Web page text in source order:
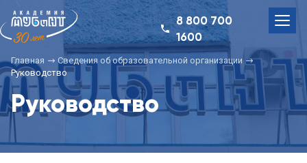
8 800 700
1600
Главная
Сведения об образовательной организации
Руководство
Руководство